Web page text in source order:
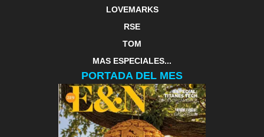
LOVEMARKS
RSE
TOM
MAS ESPECIALES...
PORTADA DEL MES